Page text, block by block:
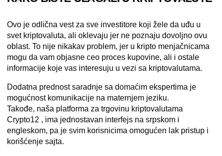
Ovo je odlična vest za sve investitore koji žele da uđu u
svet kriptovaluta, ali oklevaju jer ne poznaju dovoljno ovu
oblast. To nije nikakav problem, jer u kripto menjačnicama
mogu da vam objasne ceo proces kupovine, ali i ostale
informacije koje vas interesuju u vezi sa kriptovalutama.
Dodatna prednost saradnje sa domaćim ekspertima je
mogućnost komunikacije na maternjem jeziku.
Takođe, naša platforma za trgovinu kriptovalutama
Crypto12 , ima jednostavan interfejs na srpskom i
engleskom, pa je svim korisnicima omogućen lak pristup i
korišćenje sajta.